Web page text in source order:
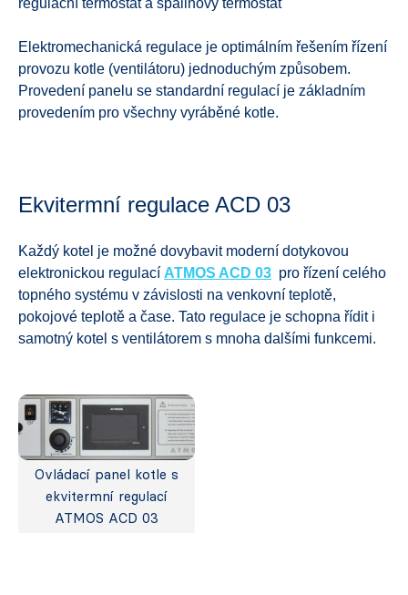
regulační termostat a spalinový termostat
Elektromechanická regulace je optimálním řešením řízení
provozu kotle (ventilátoru) jednoduchým způsobem.
Provedení panelu se standardní regulací je základním
provedením pro všechny vyráběné kotle.
Ekvitermní regulace ACD 03
Každý kotel je možné dovybavit moderní dotykovou
elektronickou regulací ATMOS ACD 03 pro řízení celého
topného systému v závislosti na venkovní teplotě,
pokojové teplotě a čase. Tato regulace je schopna řídit i
samotný kotel s ventilátorem s mnoha dalšími funkcemi.
Ovládací panel kotle s
ekvitermní regulací
ATMOS ACD 03